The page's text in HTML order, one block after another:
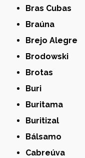
Bras Cubas
Braúna
Brejo Alegre
Brodowski
Brotas
Buri
Buritama
Buritizal
Bálsamo
Cabreúva